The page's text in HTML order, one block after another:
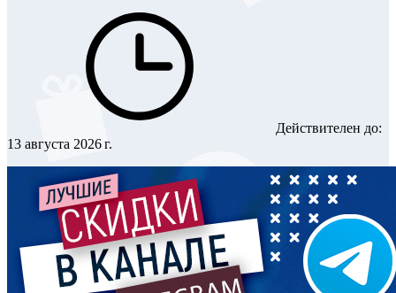
Действителен до:
13 августа 2026 г.